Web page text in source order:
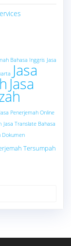
Bahasa Inggris Jasa
Jasa
Jasa
Jasa Penerjemah Online
Jasa Translate Bahasa
Dokumen
Tersumpah